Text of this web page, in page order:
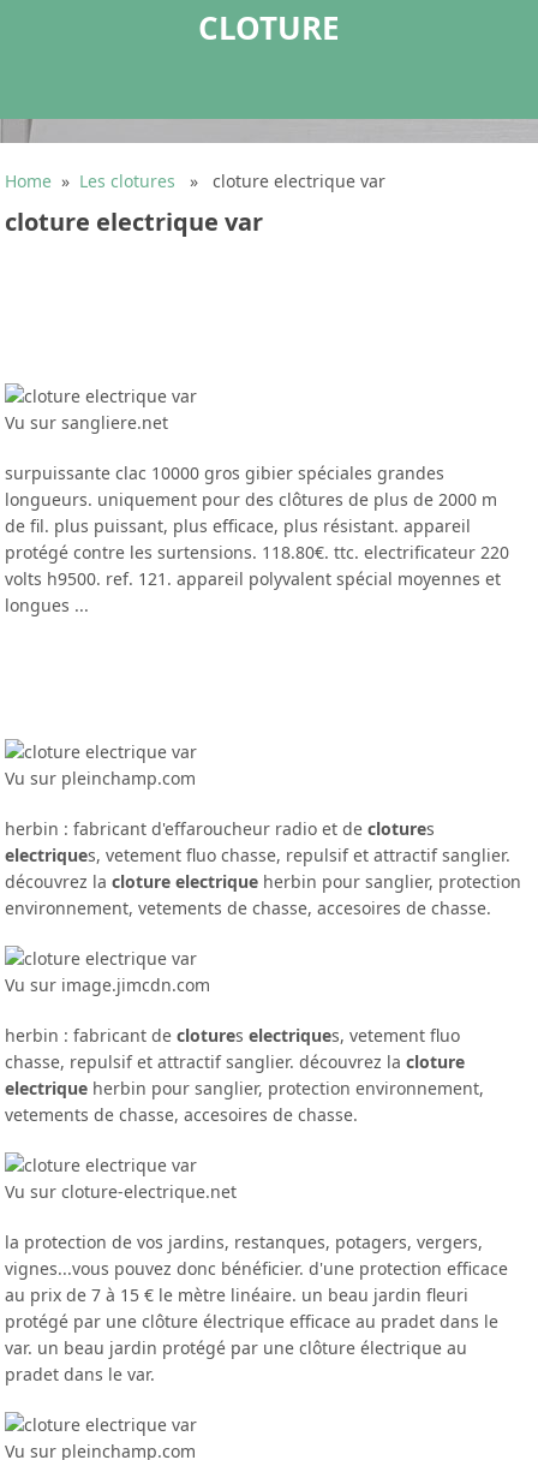
CLOTURE
Home » Les clotures » cloture electrique var
cloture electrique var
Vu sur sangliere.net
surpuissante clac 10000 gros gibier spéciales grandes
longueurs. uniquement pour des clôtures de plus de 2000 m
de fil. plus puissant, plus efficace, plus résistant. appareil
protégé contre les surtensions. 118.80€. ttc. electrificateur 220
volts h9500. ref. 121. appareil polyvalent spécial moyennes et
longues ...
Vu sur pleinchamp.com
herbin : fabricant d'effaroucheur radio et declotures
electriques, vetement fluo chasse, repulsif et attractif sanglier.
découvrez lacloture electrique herbin pour sanglier, protection
environnement, vetements de chasse, accesoires de chasse.
Vu sur image.jimcdn.com
herbin : fabricant declotureselectriques, vetement fluo
chasse, repulsif et attractif sanglier. découvrez lacloture
electrique herbin pour sanglier, protection environnement,
vetements de chasse, accesoires de chasse.
Vu sur cloture-electrique.net
la protection de vos jardins, restanques, potagers, vergers,
vignes...vous pouvez donc bénéficier. d'une protection efficace
au prix de 7 à 15 € le mètre linéaire. un beau jardin fleuri
protégé par une clôture électrique efficace au pradet dans le
var. un beau jardin protégé par une clôture électrique au
pradet dans le var.
Vu sur pleinchamp.com